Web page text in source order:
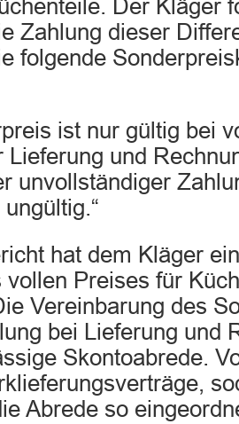
Der Kläger
Zahlung dieser
folgende
ist nur gültig bei
Lieferung und
unvollständiger
hat dem Kläger
vollen Preises für
Vereinbarung des
bei Lieferung und
Skontoabrede.
Abrede so